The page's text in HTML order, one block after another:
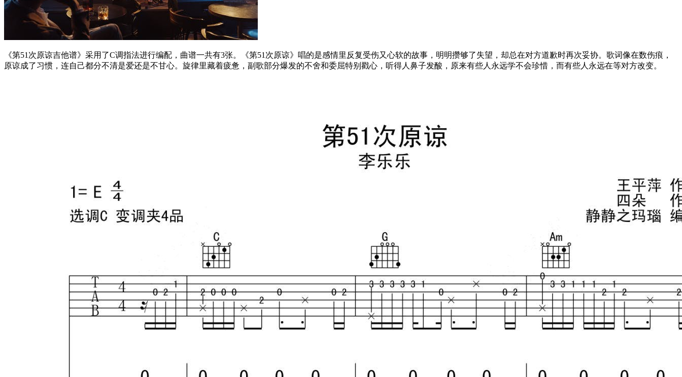
《第51次原谅吉他谱》采用了C调指法进行编配，曲谱一共有3张。《第51次原谅》唱的是感情里反复受伤又心软的故事，明明攒够了失望，却总在对方道歉时再次妥协。歌词像在数伤痕，
原谅成了习惯，连自己都分不清是爱还是不甘心。旋律里藏着疲惫，副歌部分爆发的不舍和委屈特别戳心，听得人鼻子发酸，原来有些人永远学不会珍惜，而有些人永远在等对方改变。